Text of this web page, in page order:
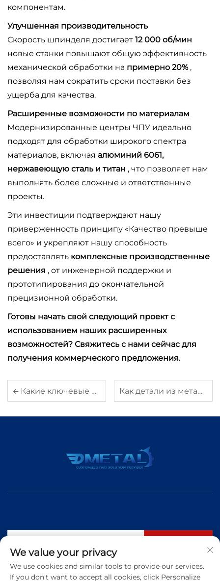
компонентам.
Улучшенная производительность
Скорость шпинделя достигает 12 000 об/мин
новые станки повышают общую эффективность
механической обработки на примерно 20% ,
позволяя нам сократить сроки поставки без
ущерба для качества.
Расширенные возможности по материалам
Модернизированные центры ЧПУ идеально
подходят для обработки широкого спектра
материалов, включая алюминий 6061,
нержавеющую сталь и титан , что позволяет нам
выполнять более сложные и ответственные
проекты.
Эти инвестиции подтверждают нашу
приверженность принципу «Качество превыше
всего» и укрепляют нашу способность
предоставлять комплексные производственные
решения , от инженерной поддержки и
прототипирования до окончательной
прецизионной обработки.
Готовы начать свой следующий проект с
использованием наших расширенных
возможностей? Свяжитесь с нами сейчас для
получения коммерческого предложения.
Какие ключевые области применения литых деталей в автомобильном производстве? Как детали из металла методом штамповки помогают снизить производственные затраты
We value your privacy
We use cookies and similar tools to provide our services.
If you don't want to accept all cookies, click Personalize